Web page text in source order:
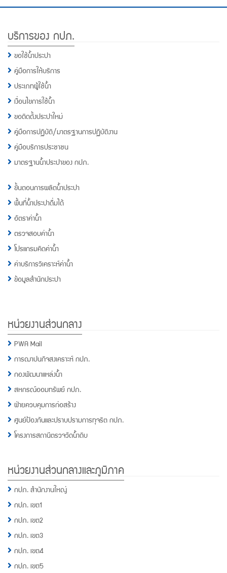
Footer
Menu
บริการของ กปภ.
ขอใช้น้ำประปา
คู่มือการให้บริการ
ประเภทผู้ใช้น้ำ
เงื่อนไขการใช้น้ำ
ขอติดตั้งประปาใหม่
คู่มือการปฏิบัติ/มาตรฐานการปฏิบัติงาน
คู่มือบริการประชาชน
มาตรฐานน้ำประปาของ กปภ.
ขั้นตอนการผลิตน้ำประปา
พื้นที่น้ำประปาดื่มได้
อัตราค่าน้ำ
ตรวจสอบค่าน้ำ
โปรแกรมคิดค่าน้ำ
ค่าบริการวิเคราะห์ค่าน้ำ
ข้อมูลสำนักประปา
หน่วยงานส่วนกลาง
PWA Mail
การฌาปนกิจสงเคราะห์ กปภ.
กองพัฒนาแหล่งน้ำ
สหกรณ์ออมทรัพย์ กปภ.
ฝ่ายควบคุมการก่อสร้าง
ศูนย์ป้องกันและปราบปรามการทุจริต กปภ.
โครงการสถานีตรวจวัดน้ำดิบ
หน่วยงานส่วนกลางและภูมิภาค
กปภ. สำนักงานใหญ่
กปภ. เขต1
กปภ. เขต2
กปภ. เขต3
กปภ. เขต4
กปภ. เขต5